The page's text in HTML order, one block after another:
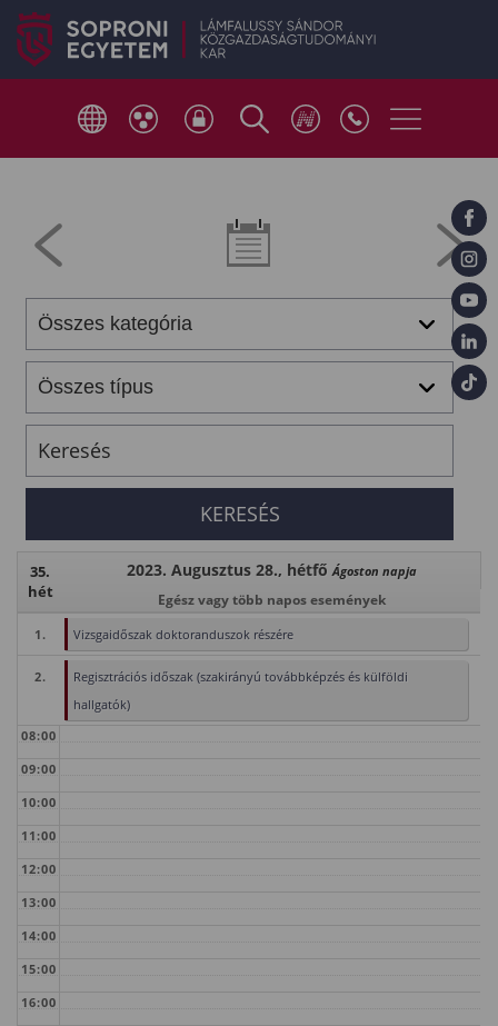
35.
hét
2023. Augusztus 28., hétfőÁgoston napja
Egész vagy több napos események
1. Vizsgaidőszak doktoranduszok részére
2.
Regisztrációs időszak (szakirányú továbbképzés és külföldi
hallgatók)
08:00
09:00
10:00
11:00
12:00
13:00
14:00
15:00
16:00